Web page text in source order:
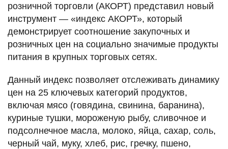
розничной торговли (АКОРТ) представил новый
инструмент — «индекс АКОРТ», который
демонстрирует соотношение закупочных и
розничных цен на социально значимые продукты
питания в крупных торговых сетях.
Данный индекс позволяет отслеживать динамику
цен на 25 ключевых категорий продуктов,
включая мясо (говядина, свинина, баранина),
куриные тушки, мороженую рыбу, сливочное и
подсолнечное масла, молоко, яйца, сахар, соль,
черный чай, муку, хлеб, рис, гречку, пшено,